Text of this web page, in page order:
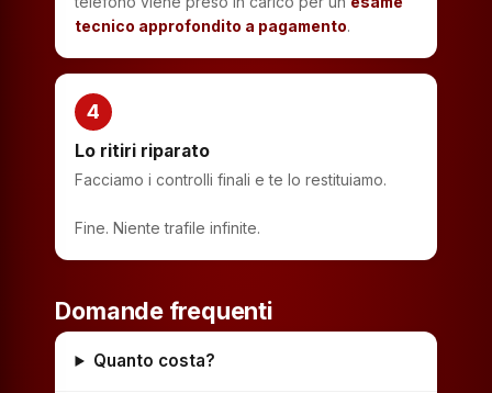
tecnico approfondito a pagamento.
4
Lo ritiri riparato
Facciamo i controlli finali e te lo restituiamo.
Fine. Niente trafile infinite.
Domande frequenti
Quanto costa?